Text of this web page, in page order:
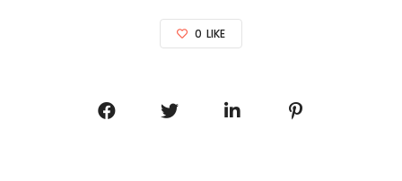
0 LIKE